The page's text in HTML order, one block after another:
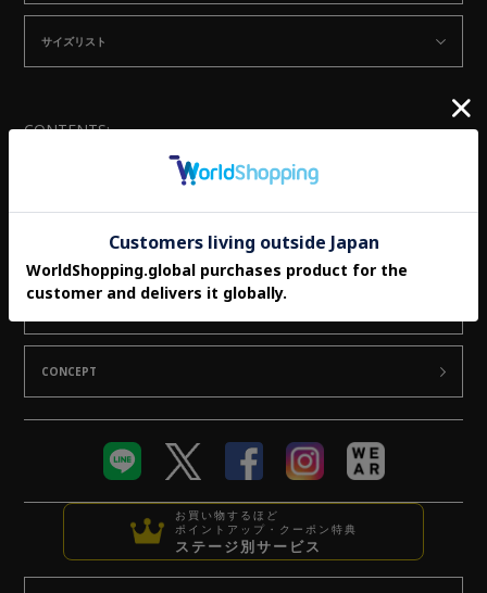
サイズリスト
CONTENTS:
STAFF SNAP
SHOP LIST
FEATURE
CONCEPT
お買い物するほど
ポイントアップ・クーポン特典
ステージ別サービス